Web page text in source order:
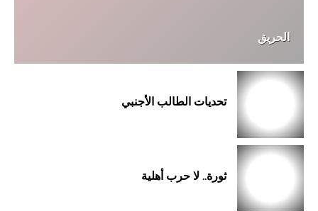
الحريق
تحديات الطالب الأجنبي
ثورة.. لا حرب أهلية